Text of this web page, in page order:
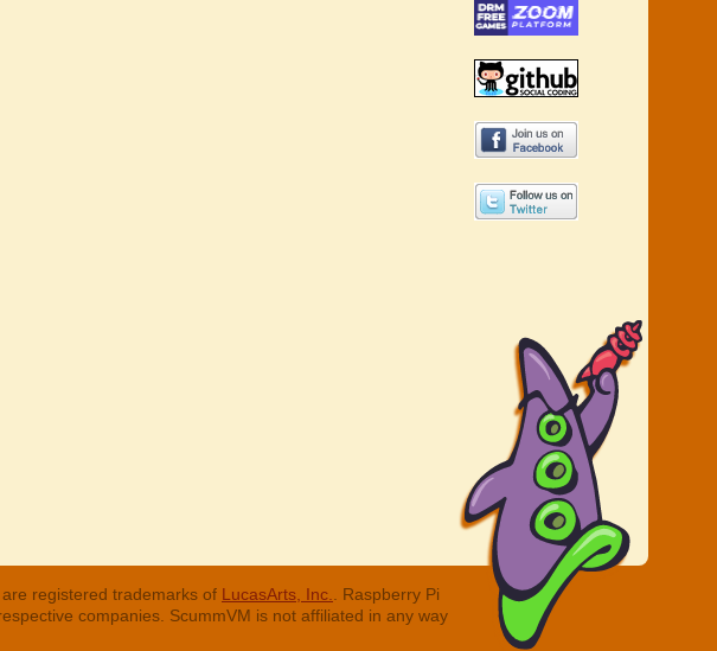
registered trademarks of LucasArts, Inc.
. Raspberry Pi
companies. ScummVM is not affiliated in any way